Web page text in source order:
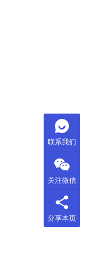
联系我们
关注微信
分享本页